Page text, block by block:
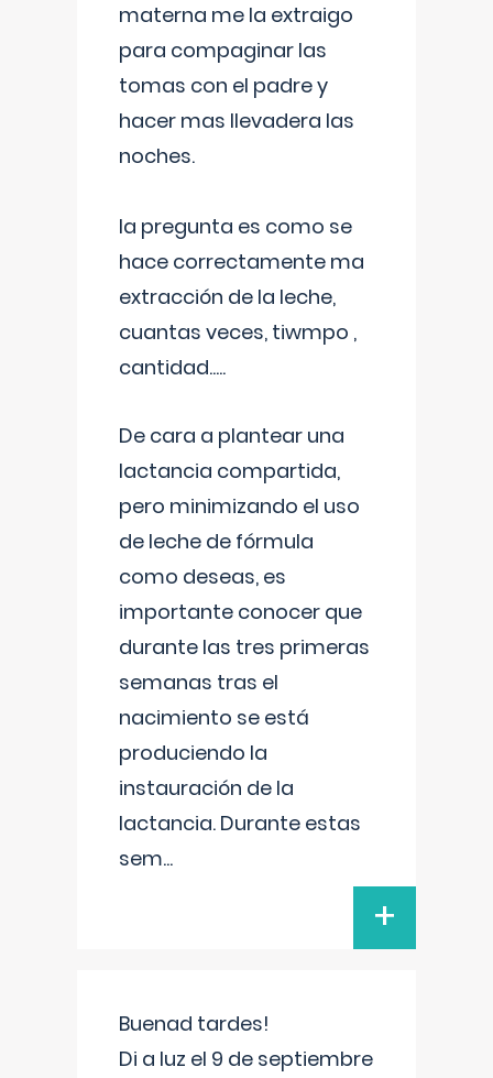
materna me la extraigo
para compaginar las
tomas con el padre y
hacer mas llevadera las
noches.
la pregunta es como se
hace correctamente ma
extracción de la leche,
cuantas veces, tiwmpo ,
cantidad.....
De cara a plantear una
lactancia compartida,
pero minimizando el uso
de leche de fórmula
como deseas, es
importante conocer que
durante las tres primeras
semanas tras el
nacimiento se está
produciendo la
instauración de la
lactancia. Durante estas
sem...
+
Buenad tardes!
Di a luz el 9 de septiembre